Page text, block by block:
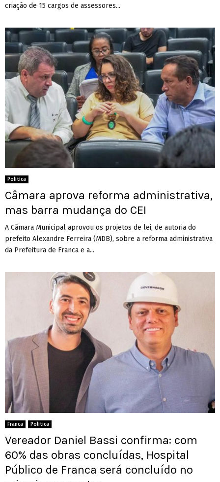
criação de 15 cargos de assessores...
Politica
Câmara aprova reforma administrativa,
mas barra mudança do CEI
A Câmara Municipal aprovou os projetos de lei, de autoria do
prefeito Alexandre Ferreira (MDB), sobre a reforma administrativa
da Prefeitura de Franca e a...
Franca Politica
Vereador Daniel Bassi confirma: com
60% das obras concluídas, Hospital
Público de Franca será concluído no